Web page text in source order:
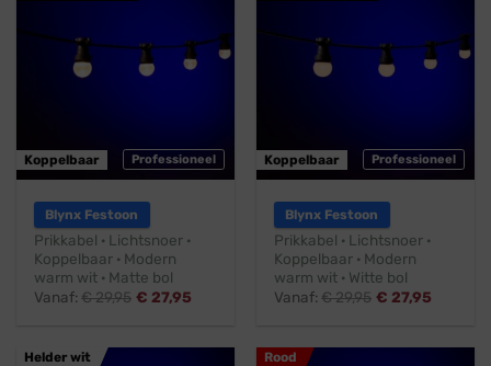
Professioneel
Koppelbaar
Blynx Festoon
Prikkabel · Lichtsnoer ·
Koppelbaar · Modern
warm wit · Matte bol
Vanaf:€29,95 € 27,95
Professioneel
Koppelbaar
Blynx Festoon
Prikkabel · Lichtsnoer ·
Koppelbaar · Modern
warm wit · Witte bol
Vanaf:€29,95 € 27,95
Helder wit
Rood